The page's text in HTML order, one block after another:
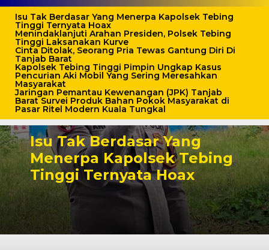
Isu Tak Berdasar Yang Menerpa Kapolsek Tebing
Tinggi Ternyata Hoax
Menindaklanjuti Arahan Presiden, Polsek Tebing
Tinggi Laksanakan Kurve
Cinta Ditolak, Seorang Pria Tewas Gantung Diri Di
Tanjab Barat
Kapolsek Tebing Tinggi Pimpin Ungkap Kasus
Pencurian Aki Mobil Yang Sering Meresahkan
Masyarakat
Jaringan Pemantau Kewenangan (JPK) Tanjab
Barat Survei Produk Bahan Pokok Masyarakat di
Pasar Ritel Modern Kuala Tungkal
Isu Tak Berdasar Yang
Menerpa Kapolsek Tebing
Tinggi Ternyata Hoax